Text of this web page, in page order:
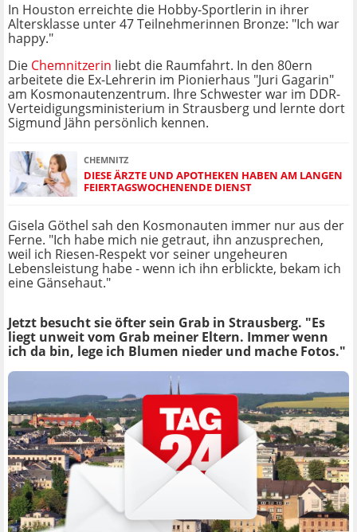
In Houston erreichte die Hobby-Sportlerin in ihrer
Altersklasse unter 47 Teilnehmerinnen Bronze: "Ich war
happy."
Die Chemnitzerin liebt die Raumfahrt. In den 80ern
arbeitete die Ex-Lehrerin im Pionierhaus "Juri Gagarin"
am Kosmonautenzentrum. Ihre Schwester war im DDR-
Verteidigungsministerium in Strausberg und lernte dort
Sigmund Jähn persönlich kennen.
CHEMNITZ
DIESE ÄRZTE UND APOTHEKEN HABEN AM LANGEN
FEIERTAGSWOCHENENDE DIENST
Gisela Göthel sah den Kosmonauten immer nur aus der
Ferne. "Ich habe mich nie getraut, ihn anzusprechen,
weil ich Riesen-Respekt vor seiner ungeheuren
Lebensleistung habe - wenn ich ihn erblickte, bekam ich
eine Gänsehaut."
Jetzt besucht sie öfter sein Grab in Strausberg. "Es
liegt unweit vom Grab meiner Eltern. Immer wenn
ich da bin, lege ich Blumen nieder und mache Fotos."